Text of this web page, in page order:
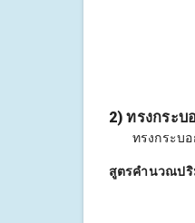
2) ทรงกระบ
ทรงกระบ
สูตรคำนวณปริ